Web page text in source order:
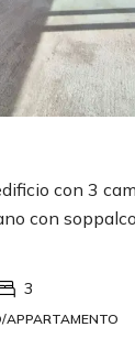
con 3
con
3
APPARTAMENTO